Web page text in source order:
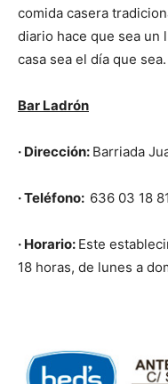
comida casera
diario hace que sea un
casa sea el día que sea.
Bar Ladrón
· Dirección: Barriada
· Teléfono: 636 03 18 81
· Horario: Este
18 horas, de lunes a